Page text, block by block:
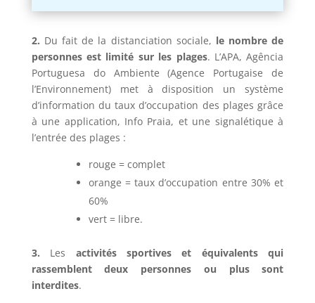
2. Du fait de la distanciation sociale, le nombre de
personnes est limité sur les plages. L’APA, Agência
Portuguesa do Ambiente (Agence Portugaise de
l’Environnement) met à disposition un système
d’information du taux d’occupation des plages grâce
à une application, Info Praia, et une signalétique à
l’entrée des plages :
rouge = complet
orange = taux d’occupation entre 30% et
60%
vert = libre.
3. Les activités sportives et équivalents qui
rassemblent deux personnes ou plus sont
interdites.